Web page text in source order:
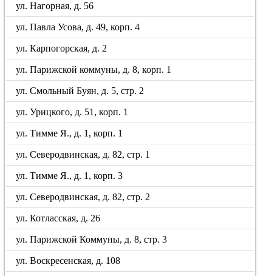
ул. Нагорная, д. 56
ул. Павла Усова, д. 49, корп. 4
ул. Карпогорская, д. 2
ул. Парижской коммуны, д. 8, корп. 1
ул. Смольный Буян, д. 5, стр. 2
ул. Урицкого, д. 51, корп. 1
ул. Тимме Я., д. 1, корп. 1
ул. Северодвинская, д. 82, стр. 1
ул. Тимме Я., д. 1, корп. 3
ул. Северодвинская, д. 82, стр. 2
ул. Котласская, д. 26
ул. Парижской Коммуны, д. 8, стр. 3
ул. Воскресенская, д. 108